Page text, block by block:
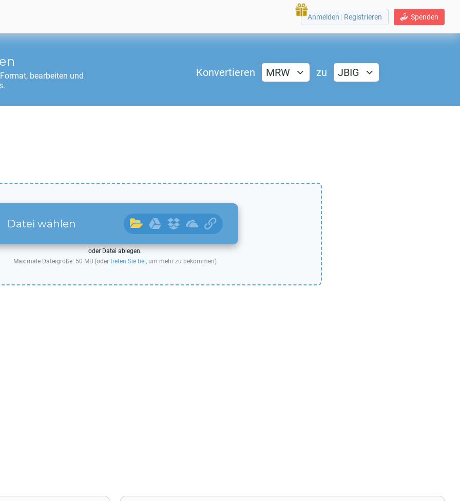
Spenden
Anmelden | Registrieren
bearbeiten und
Konvertieren MRW zu JBIG
Datei wählen
oder Datei ablegen.
Maximale Dateigröße: 50 MB (oder treten Sie bei, um mehr zu bekommen)